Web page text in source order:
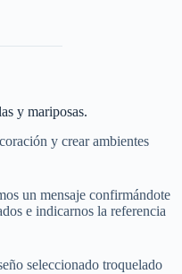
y mariposas.
y crear ambientes
un mensaje confirmándote
e indicarnos la referencia
seleccionado troquelado